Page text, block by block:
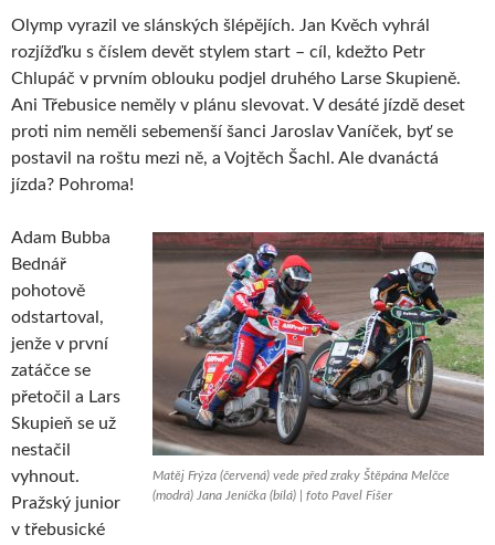
Olymp vyrazil ve slánských šlépějích. Jan Kvěch vyhrál
rozjížďku s číslem devět stylem start – cíl, kdežto Petr
Chlupáč v prvním oblouku podjel druhého Larse Skupieně.
Ani Třebusice neměly v plánu slevovat. V desáté jízdě deset
proti nim neměli sebemenší šanci Jaroslav Vaníček, byť se
postavil na roštu mezi ně, a Vojtěch Šachl. Ale dvanáctá
jízda? Pohroma!
Matěj Frýza (červená) vede před zraky Štěpána Melčce
(modrá) Jana Jeníčka (bílá) | foto Pavel Fišer
Adam Bubba
Bednář
pohotově
odstartoval,
jenže v první
zatáčce se
přetočil a Lars
Skupieň se už
nestačil
vyhnout.
Pražský junior
v třebusické